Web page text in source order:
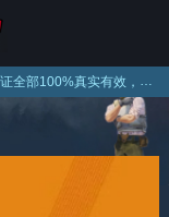
接注册即可使用，注意官网提示的解压密码！